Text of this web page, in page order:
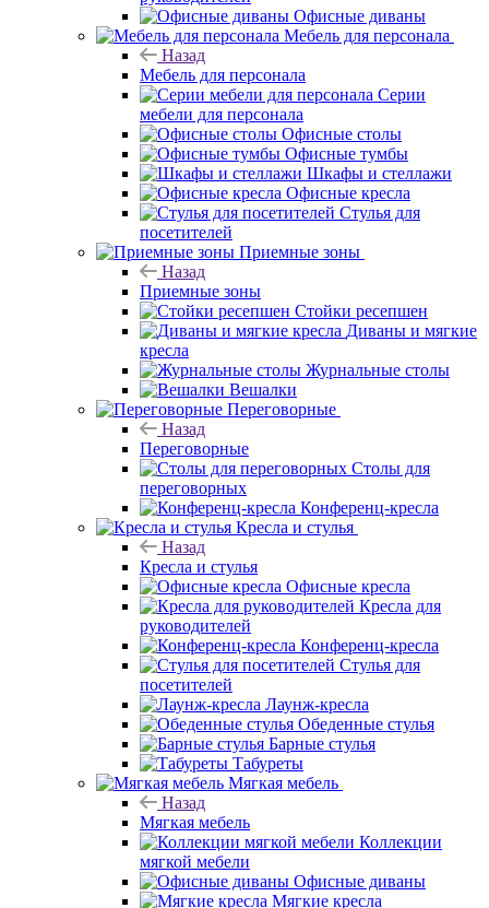
Офисные диваны
Мебель для персонала
Назад
Мебель для персонала
Серии
мебели для персонала
Офисные столы
Офисные тумбы
Шкафы и стеллажи
Офисные кресла
Стулья для
посетителей
Приемные зоны
Назад
Приемные зоны
Стойки ресепшен
Диваны и мягкие
кресла
Журнальные столы
Вешалки
Переговорные
Назад
Переговорные
Столы для
переговорных
Конференц-кресла
Кресла и стулья
Назад
Кресла и стулья
Офисные кресла
Кресла для
руководителей
Конференц-кресла
Стулья для
посетителей
Лаунж-кресла
Обеденные стулья
Барные стулья
Табуреты
Мягкая мебель
Назад
Мягкая мебель
Коллекции
мягкой мебели
Офисные диваны
Мягкие кресла